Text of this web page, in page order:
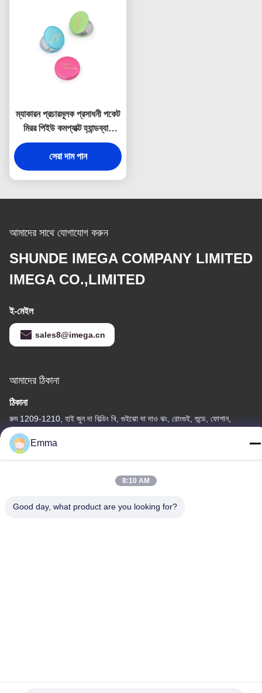
ম্যাকারন প্রচারমূলক প্রসাধনী পকেট
মিরর পিইউ কমপ্যাক্ট হ্যান্ডব্যাগ
আয়না
সেরা দাম পান
আমাদের সাথে যোগাযোগ করুন
SHUNDE IMEGA COMPANY LIMITED
IMEGA CO.,LIMITED
ই-মেইল
sales8@imega.cn
আমাদের ঠিকানা
ঠিকানা
রুম 1209-1210, হাই জুন দা বিল্ডিং বি, গুইঝো দা দাও ঝং, রোংগুই, শুন্ডে, ফোশান,
গুয়াংডং, চীন
টেল
Emma
8:10 AM
Good day, what product are you looking for?